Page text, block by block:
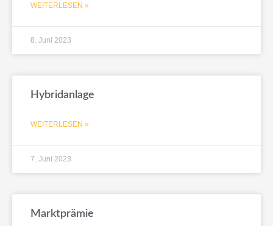
WEITERLESEN »
8. Juni 2023
Hybridanlage
WEITERLESEN »
7. Juni 2023
Marktprämie